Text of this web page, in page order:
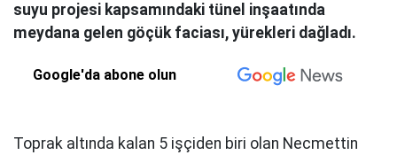
suyu projesi kapsamındaki tünel inşaatında
meydana gelen göçük faciası, yürekleri dağladı.
Google'da abone olun
Toprak altında kalan 5 işçiden biri olan Necmettin